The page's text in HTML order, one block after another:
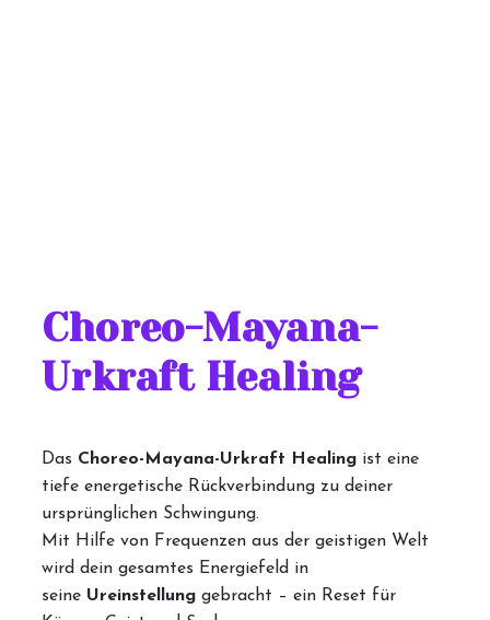
Choreo-Mayana-
Urkraft Healing
Das Choreo-Mayana-Urkraft Healing ist eine
tiefe energetische Rückverbindung zu deiner
ursprünglichen Schwingung.
Mit Hilfe von Frequenzen aus der geistigen Welt
wird dein gesamtes Energiefeld in
seine Ureinstellung gebracht – ein Reset für